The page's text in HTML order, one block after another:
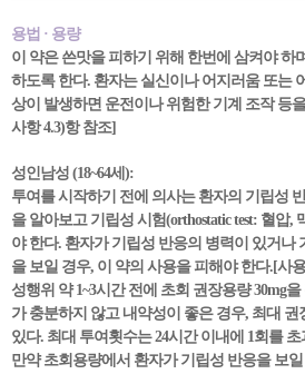
용법 · 용량
이 약은 쓴맛을 피하기 위해 한번에 삼켜야 하
하도록 한다. 환자는 실신이나 어지러움 또는
상이 발생하면 운전이나 위험한 기계 조작 등
사항 4.3)항 참조]
성인남성 (18~64세):
투여를 시작하기 전에 의사는 환자의 기립성 반
을 알아보고 기립성 시험(orthostatic test: 혈압,
야 한다. 환자가 기립성 반응의 병력이 있거나
을 보일 경우, 이 약의 사용을 피해야 한다.[사
성행위 약 1~3시간 전에 초회 권장용량 30mg
가 충분하지 않고 내약성이 좋은 경우, 최대 권
있다. 최대 투여횟수는 24시간 이내에 1회를
만약 초회용량에서 환자가 기립성 반응을 보